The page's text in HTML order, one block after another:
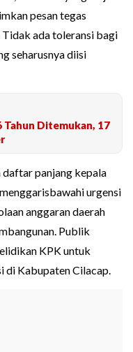
pesan tegas
Tidak ada toleransi bagi
seharusnya diisi
Tahun Ditemukan, 17
daftar panjang kepala
urgensi
anggaran daerah
Publik
KPK untuk
di Kabupaten Cilacap.